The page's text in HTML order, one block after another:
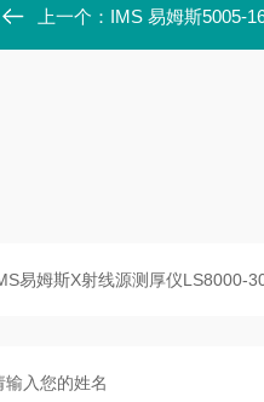
上一个： IMS 易姆斯5005-164/200IMS易